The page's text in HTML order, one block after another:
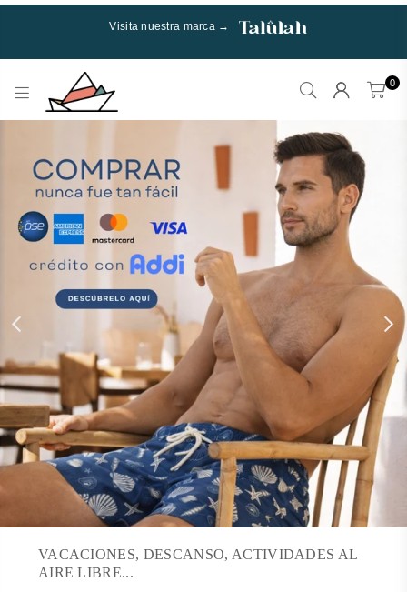
Visita nuestra marca →
Talulah
0
VACACIONES, DESCANSO, ACTIVIDADES AL
AIRE LIBRE...